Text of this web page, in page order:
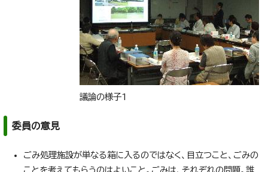
議論の様子1
委員の意見
ごみ処理施設が単なる箱に入るのではなく、目立つこと、ごみの
ことを考えてもらうのはよいこと。ごみは、それぞれの問題。誰